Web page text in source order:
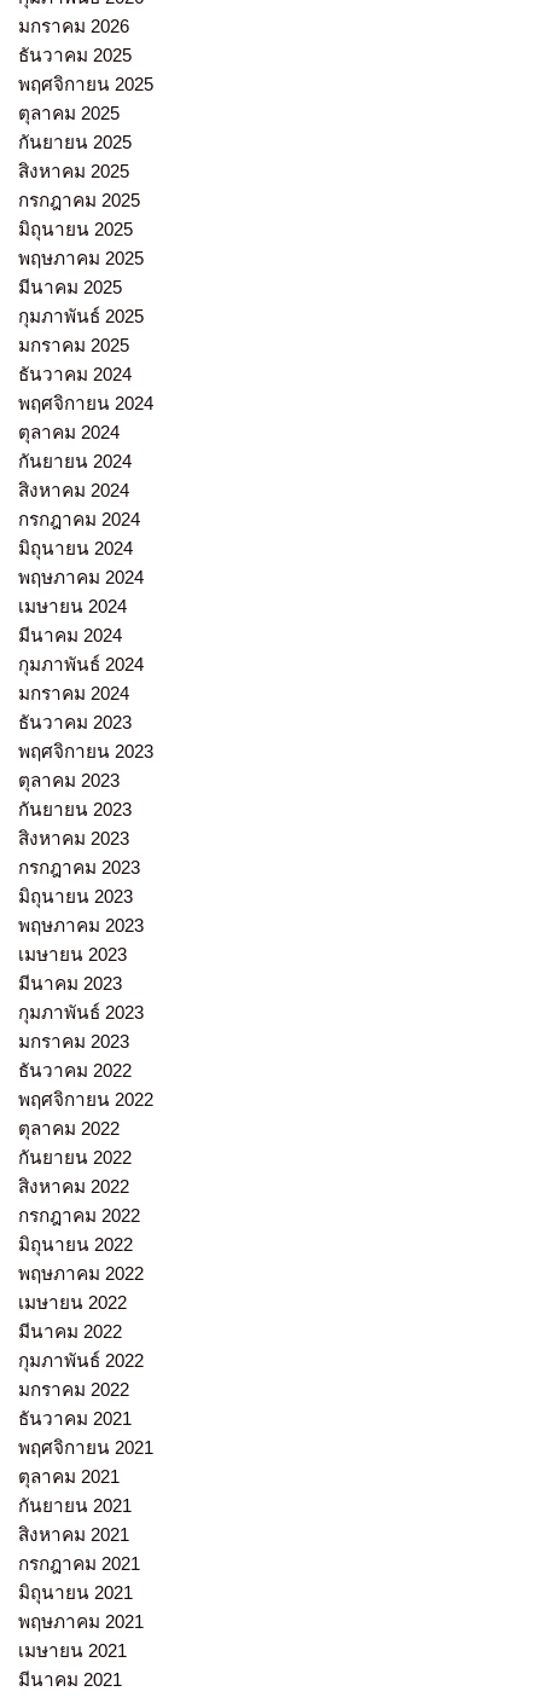
มกราคม 2026
ธันวาคม 2025
พฤศจิกายน 2025
ตุลาคม 2025
กันยายน 2025
สิงหาคม 2025
กรกฎาคม 2025
มิถุนายน 2025
พฤษภาคม 2025
มีนาคม 2025
กุมภาพันธ์ 2025
มกราคม 2025
ธันวาคม 2024
พฤศจิกายน 2024
ตุลาคม 2024
กันยายน 2024
สิงหาคม 2024
กรกฎาคม 2024
มิถุนายน 2024
พฤษภาคม 2024
เมษายน 2024
มีนาคม 2024
กุมภาพันธ์ 2024
มกราคม 2024
ธันวาคม 2023
พฤศจิกายน 2023
ตุลาคม 2023
กันยายน 2023
สิงหาคม 2023
กรกฎาคม 2023
มิถุนายน 2023
พฤษภาคม 2023
เมษายน 2023
มีนาคม 2023
กุมภาพันธ์ 2023
มกราคม 2023
ธันวาคม 2022
พฤศจิกายน 2022
ตุลาคม 2022
กันยายน 2022
สิงหาคม 2022
กรกฎาคม 2022
มิถุนายน 2022
พฤษภาคม 2022
เมษายน 2022
มีนาคม 2022
กุมภาพันธ์ 2022
มกราคม 2022
ธันวาคม 2021
พฤศจิกายน 2021
ตุลาคม 2021
กันยายน 2021
สิงหาคม 2021
กรกฎาคม 2021
มิถุนายน 2021
พฤษภาคม 2021
เมษายน 2021
มีนาคม 2021